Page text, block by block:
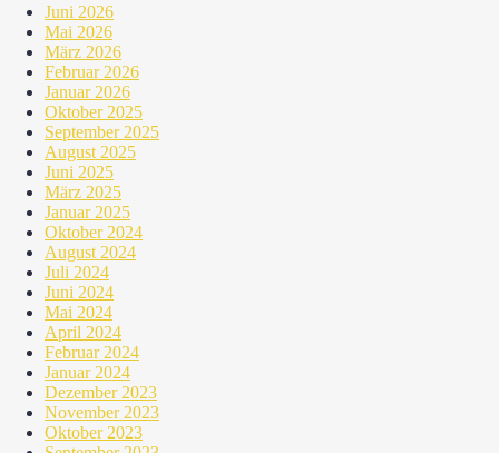
Juni 2026
Mai 2026
März 2026
Februar 2026
Januar 2026
Oktober 2025
September 2025
August 2025
Juni 2025
März 2025
Januar 2025
Oktober 2024
August 2024
Juli 2024
Juni 2024
Mai 2024
April 2024
Februar 2024
Januar 2024
Dezember 2023
November 2023
Oktober 2023